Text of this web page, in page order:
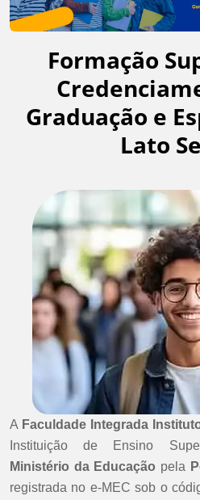
Formação
Graduação e
Lato
A Faculdade Integrada
Instituição de Ensino
Ministério da Educação pela
registrada no e-MEC sob o